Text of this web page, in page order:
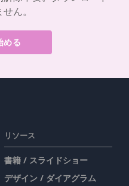
ん。
める
リソース
書籍 / スライドショー
デザイン / ダイアグラム